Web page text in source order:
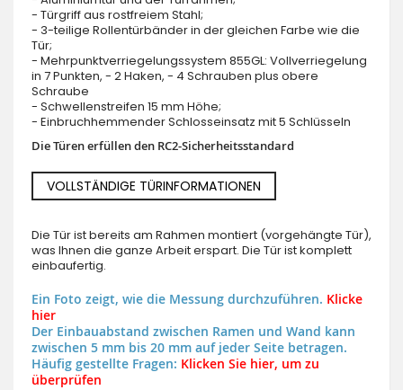
- Türgriff aus rostfreiem Stahl;
- 3-teilige Rollentürbänder in der gleichen Farbe wie die
Tür;
- Mehrpunktverriegelungssystem 855GL: Vollverriegelung
in 7 Punkten, - 2 Haken, - 4 Schrauben plus obere
Schraube
- Schwellenstreifen 15 mm Höhe;
- Einbruchhemmender Schlosseinsatz mit 5 Schlüsseln
Die Türen erfüllen den RC2-Sicherheitsstandard
VOLLSTÄNDIGE TÜRINFORMATIONEN
Die Tür ist bereits am Rahmen montiert (vorgehängte Tür),
was Ihnen die ganze Arbeit erspart. Die Tür ist komplett
einbaufertig.
Ein Foto zeigt, wie die Messung durchzuführen. Klicke
hier
Der Einbauabstand zwischen Ramen und Wand kann
zwischen 5 mm bis 20 mm auf jeder Seite betragen.
Häufig gestellte Fragen: Klicken Sie hier, um zu
überprüfen